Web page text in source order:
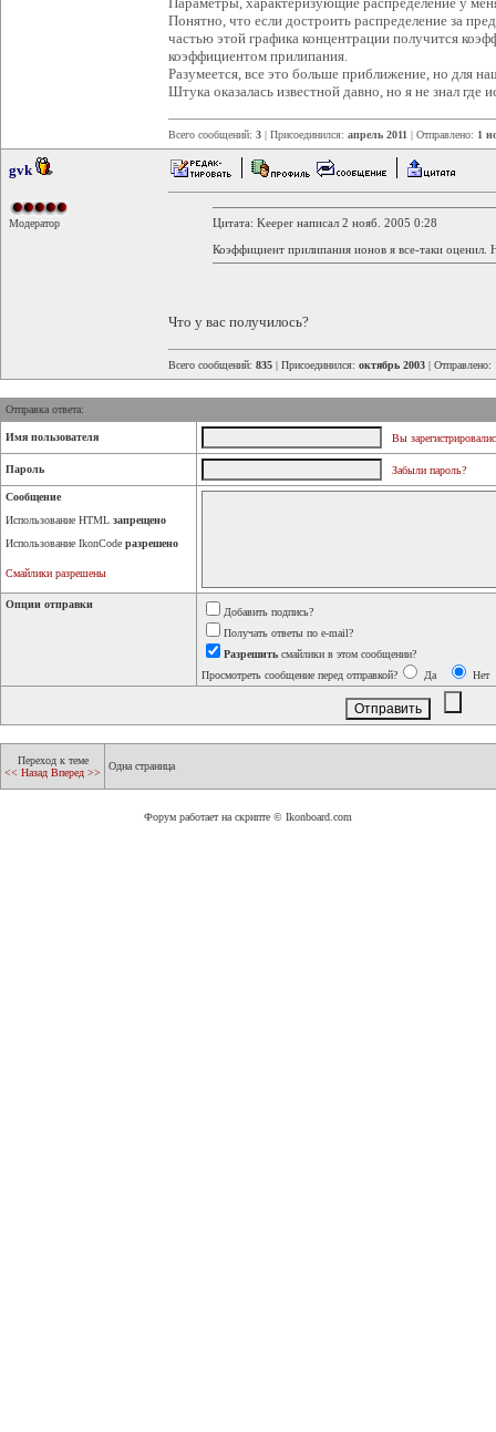
Понятно, что если достроить распределение за
частью этой графика концентрации получится
коэффициентом прилипания.
Разумеется, все это больше приближение, но для
Штука оказалась известной давно, но я не знал где
Всего сообщений: 3 | Присоединился: апрель 2011 | Отправлено: 1
gvk
Модератор
Цитата: Keeper написал 2 нояб. 2005 0:28
Коэффициент прилипания ионов я все-таки оценил.
Что у вас получилось?
Всего сообщений: 835 | Присоединился: октябрь 2003 | Отправлено:
Отправка ответа:
Имя пользователя Вы
Пароль Забыли пароль?
Сообщение
Использование HTML запрещено
Использование IkonCode разрешено
Смайлики разрешены
Опции отправки
Добавить подпись?
Получать ответы по e-mail?
Разрешить смайлики в этом сообщении?
Просмотреть сообщение перед отправкой?
Да Нет
Переход к теме
<< Назад Вперед >>
Одна страница
Форум работает на скрипте © Ikonboard.com